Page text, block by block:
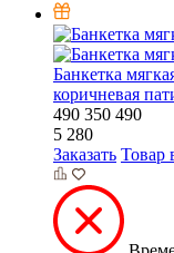
Банкетка
коричневая
490 350 490
5 280
Заказать Товар